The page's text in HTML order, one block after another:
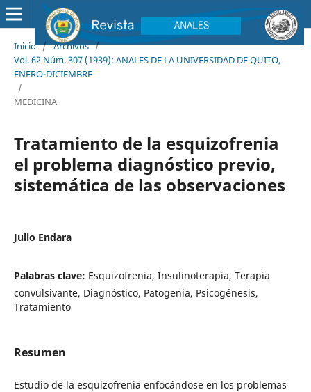
Inicio / Archivos /
Vol. 62 Núm. 307 (1939): ANALES DE LA UNIVERSIDAD DE QUITO,
ENERO-DICIEMBRE
/
MEDICINA
Tratamiento de la esquizofrenia
el problema diagnóstico previo,
sistemática de las observaciones
Julio Endara
Palabras clave: Esquizofrenia, Insulinoterapia, Terapia
convulsivante, Diagnóstico, Patogenia, Psicogénesis,
Tratamiento
Resumen
Estudio de la esquizofrenia enfocándose en los problemas